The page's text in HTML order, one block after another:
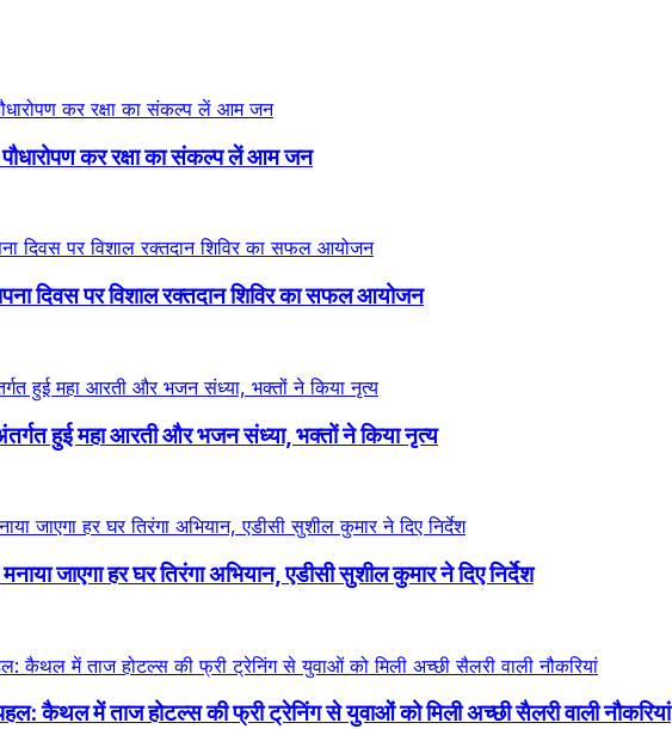
कर रक्षा का संकल्प लें आम जन
दिवस पर विशाल रक्तदान शिविर का सफल आयोजन
अंतर्गत हुई महा आरती और भजन संध्या, भक्तों ने किया नृत्य
जाएगा हर घर तिरंगा अभियान, एडीसी सुशील कुमार ने दिए निर्देश
कैथल में ताज होटल्स की फ्री ट्रेनिंग से युवाओं को मिली अच्छी सैलरी वाली नौकरियां